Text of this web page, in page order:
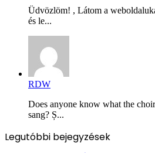
Üdvözlöm! , Látom a
és le...
RDW
Does anyone know what the
sang? Ș...
Legutóbbi bejegyzések